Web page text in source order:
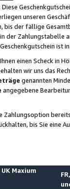
unseren
bis der fällige
der
ist
einen Scheck in
wir uns das
genannten
angegebene
bis Sie
UK Maxium